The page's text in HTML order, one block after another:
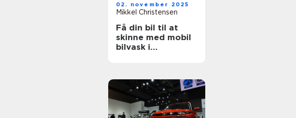
02. november 2025
Mikkel Christensen
Få din bil til at
skinne med mobil
bilvask i